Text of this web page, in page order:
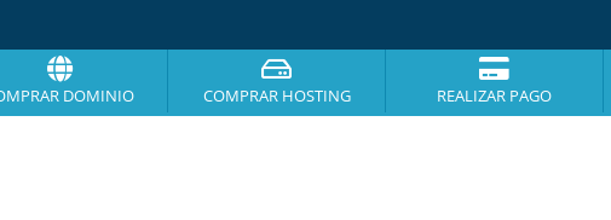
DOMINIO COMPRAR HOSTING REALIZAR PAGO